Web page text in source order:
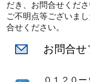
だき、お問合せくださ
ご不明点等ございま
合せください。
お問合